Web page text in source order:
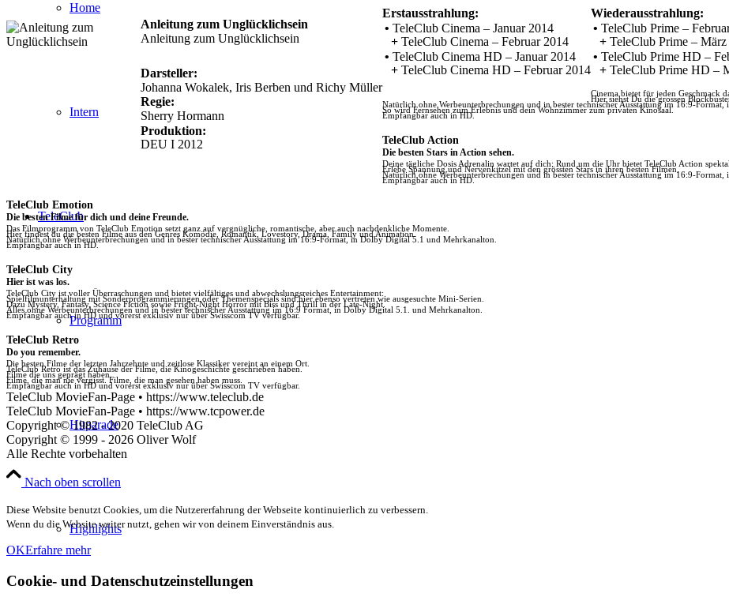
Home
Intern
TeleClub
Programm
Hitparade
Highlights
Anleitung zum Unglücklichsein
Anleitung zum Unglücklichsein
Darsteller:
Johanna Wokalek, Iris Berben und Richy Müller
Regie:
Sherry Hormann
Produktion:
DEU I 2012
Erstausstrahlung:
• TeleClub Cinema – Januar 2014
+ TeleClub Cinema – Februar 2014
• TeleClub Cinema HD – Januar 2014
+ TeleClub Cinema HD – Februar 2014
Wiederausstrahlung:
• TeleClub Prime –
+ TeleClub Prime –
• TeleClub Prime HD –
+ TeleClub Prime HD –
Cinema bietet für jeden Geschmack
Hier siehst Du die grossen
Natürlich ohne Werbeunterbrechungen und in bester technischer Ausstattung im 16:9-
So wird Fernsehen zum Erlebnis und dein Wohnzimmer zum privaten Kinosaal.
Empfangbar auch in HD.
TeleClub Action
Die besten Stars in Action sehen.
Deine tägliche Dosis Adrenalin wartet auf dich: Rund um die Uhr bietet TeleClub Action
Erlebe Spannung und Nervenkitzel mit den grössten Stars in ihren besten Filmen.
Natürlich ohne Werbeunterbrechungen und in bester technischer Ausstattung im 16:9-
Empfangbar auch in HD.
TeleClub Emotion
Die besten Filme für dich und deine Freunde.
Das Filmprogramm von TeleClub Emotion setzt ganz auf vergnügliche, romantische, aber auch nachdenkliche Momente.
Hier findest du die besten Filme aus den Genres Komödie, Romantik, Lovestory, Drama, Family und Animation.
Natürlich ohne Werbeunterbrechungen und in bester technischer Ausstattung im 16:9-Format, in Dolby Digital 5.1 und Mehrkanalton.
Empfangbar auch in HD.
TeleClub City
Hier ist was los.
TeleClub City ist voller Überraschungen und bietet vielfältiges und abwechslungsreiches Entertainment:
Spielfilmunterhaltung mit Sonderprogrammierungen oder Themenspecials sind hier ebenso vertreten wie ausgesuchte Mini-Serien.
Dazu Mystery, Fantasy, Science Fiction sowie Fright-Night Horror mit Biss und Thrill in der Late-Night.
Alles ohne Werbeunterbrechungen und in bester technischer Ausstattung im 16:9 Format, in Dolby Digital 5.1. und Mehrkanalton.
Empfangbar auch in HD und vorerst exklusiv nur über Swisscom TV verfügbar.
TeleClub Retro
Do you remember.
Die besten Filme der letzten Jahrzehnte und zeitlose Klassiker vereint an einem Ort.
TeleClub Retro ist das Zuhause der Filme, die Kinogeschichte geschrieben haben.
Filme die uns geprägt haben.
Filme, die man nie vergisst. Filme, die man gesehen haben muss.
Empfangbar auch in HD und vorerst exklusiv nur über Swisscom TV verfügbar.
TeleClub MovieFan-Page • https://www.teleclub.de
TeleClub MovieFan-Page • https://www.tcpower.de
Copyright © 1982 - 2020 TeleClub AG
Copyright © 1999 - 2026 Oliver Wolf
Alle Rechte vorbehalten
Nach oben scrollen
Diese Website benutzt Cookies, um die Nutzererfahrung der Webseite kontinuierlich zu verbessern.
Wenn du die Website weiter nutzt, gehen wir von deinem Einverständnis aus.
OKErfahre mehr
Cookie- und Datenschutzeinstellungen